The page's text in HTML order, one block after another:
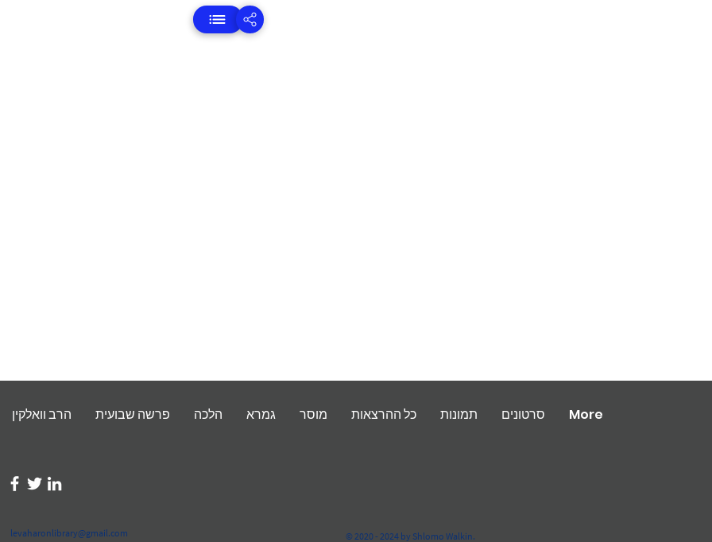
הרב וואלקין פרשה שבועית הלכה גמרא מוסר כל ההרצאות תמונות סרטונים More
levaharonlibrary@gmail.com
© 2020 - 2024 by Shlomo Walkin.